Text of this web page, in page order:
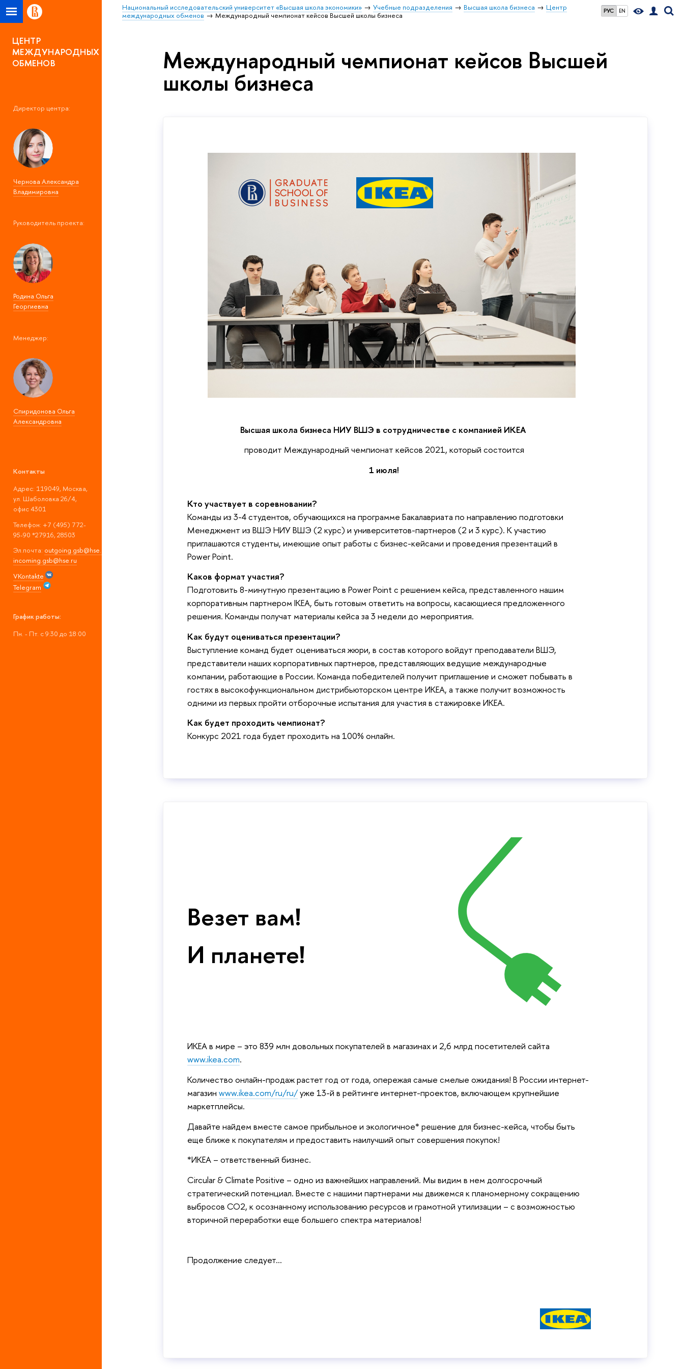
РУС EN
Национальный исследовательский университет «Высшая школа экономики» Учебные подразделения Высшая школа бизнеса
Центр
международных обменов
Международный чемпионат кейсов Высшей школы бизнеса
ЦЕНТР
МЕЖДУНАРОДНЫХ
ОБМЕНОВ
Директор центра:
Чернова Александра
Владимировна
Руководитель проекта:
Родина Ольга
Георгиевна
Менеджер:
Спиридонова Ольга
Александровна
Контакты
Адрес: 119049, Москва,
ул. Шаболовка 26/4,
офис 4301
Телефон: +7 (495) 772-
95-90 *27916, 28503
Эл.почта: outgoing.gsb@hse.ru
incoming.gsb@hse.ru
VKontakte
Telegram
График работы:
Пн. - Пт. с 9:30 до 18:00
Международный чемпионат кейсов Высшей
школы бизнеса
Высшая школа бизнеса НИУ ВШЭ в сотрудничестве с компанией ИКЕА
проводит Международный чемпионат кейсов 2021, который состоится
1 июля!
Кто участвует в соревновании?
Команды из 3-4 студентов, обучающихся на программе Бакалавриата по направлению подготовки
Менеджмент из ВШЭ НИУ ВШЭ (2 курс) и университетов-партнеров (2 и 3 курс). К участию
приглашаются студенты, имеющие опыт работы с бизнес-кейсами и проведения презентаций в
Power Point.
Каков формат участия?
Подготовить 8-минутную презентацию в Power Point с решением кейса, представленного нашим
корпоративным партнером IKEA, быть готовым ответить на вопросы, касающиеся предложенного
решения. Команды получат материалы кейса за 3 недели до мероприятия.
Как будут оцениваться презентации?
Выступление команд будет оцениваться жюри, в состав которого войдут преподаватели ВШЭ,
представители наших корпоративных партнеров, представляющих ведущие международные
компании, работающие в России. Команда победителей получит приглашение и сможет побывать в
гостях в высокофункциональном дистрибьюторском центре ИКЕА, а также получит возможность
одними из первых пройти отборочные испытания для участия в стажировке ИКЕА.
Как будет проходить чемпионат?
Конкурс 2021 года будет проходить на 100% онлайн.
Везет вам!
И планете!
ИКЕА в мире – это 839 млн довольных покупателей в магазинах и 2,6 млрд посетителей сайта
www.ikea.com.
Количество онлайн-продаж растет год от года, опережая самые смелые ожидания! В России интернет-
магазин www.ikea.com/ru/ru/уже 13-й в рейтинге интернет-проектов, включающем крупнейшие
маркетплейсы.
Давайте найдем вместе самое прибыльное и экологичное* решение для бизнес-кейса, чтобы быть
еще ближе к покупателям и предоставить наилучший опыт совершения покупок!
*ИКЕА – ответственный бизнес.
Circular & Climate Positive – одно из важнейших направлений. Мы видим в нем долгосрочный
стратегический потенциал. Вместе с нашими партнерами мы движемся к планомерному сокращению
выбросов СО2, к осознанному использованию ресурсов и грамотной утилизации – с возможностью
вторичной переработки еще большего спектра материалов!
Продолжение следует…